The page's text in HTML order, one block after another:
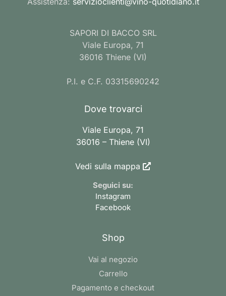
SAPORI DI BACCO SRL
Viale Europa, 71
36016 Thiene (VI)
P.I. e C.F. 03315690242
Dove trovarci
Viale Europa, 71
36016 – Thiene (VI)
Vedi sulla mappa
Seguici su:
Instagram
Facebook
Shop
Vai al negozio
Carrello
Pagamento e checkout